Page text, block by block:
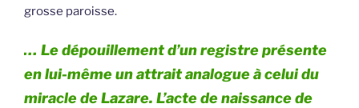
grosse paroisse.
… Le dépouillement d’un registre présente
en lui-même un attrait analogue à celui du
miracle de Lazare. L’acte de naissance de